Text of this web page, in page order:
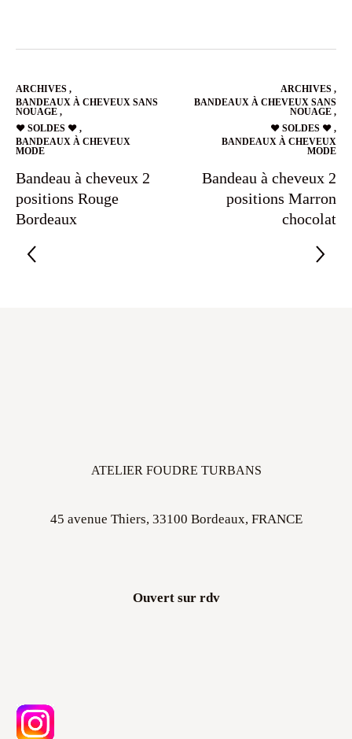
ARCHIVES ,
BANDEAUX À CHEVEUX SANS
NOUAGE ,
❤️ SOLDES ❤️ ,
BANDEAUX À CHEVEUX
MODE
Bandeau à cheveux 2
positions Rouge
Bordeaux
ARCHIVES ,
BANDEAUX À CHEVEUX SANS
NOUAGE ,
❤️ SOLDES ❤️ ,
BANDEAUX À CHEVEUX
MODE
Bandeau à cheveux 2
positions Marron
chocolat
ATELIER FOUDRE TURBANS
45 avenue Thiers, 33100 Bordeaux, FRANCE
Ouvert sur rdv